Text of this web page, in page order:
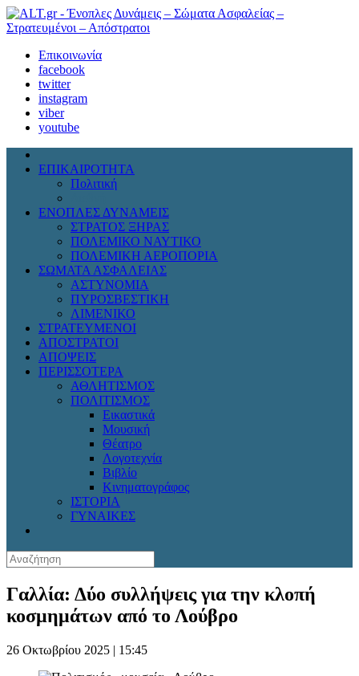
Επικοινωνία
facebook
twitter
instagram
viber
youtube
ΕΠΙΚΑΙΡΟΤΗΤΑ
Πολιτική
ΕΝΟΠΛΕΣ ΔΥΝΑΜΕΙΣ
ΣΤΡΑΤΟΣ ΞΗΡΑΣ
ΠΟΛΕΜΙΚΟ ΝΑΥΤΙΚΟ
ΠΟΛΕΜΙΚΗ ΑΕΡΟΠΟΡΙΑ
ΣΩΜΑΤΑ ΑΣΦΑΛΕΙΑΣ
ΑΣΤΥΝΟΜΙΑ
ΠΥΡΟΣΒΕΣΤΙΚΗ
ΛΙΜΕΝΙΚΟ
ΣΤΡΑΤΕΥΜΕΝΟΙ
ΑΠΟΣΤΡΑΤΟΙ
ΑΠΟΨΕΙΣ
ΠΕΡΙΣΣΟΤΕΡΑ
ΑΘΛΗΤΙΣΜΟΣ
ΠΟΛΙΤΙΣΜΟΣ
Εικαστικά
Μουσική
Θέατρο
Λογοτεχνία
Βιβλίο
Κινηματογράφος
ΙΣΤΟΡΙΑ
ΓΥΝΑΙΚΕΣ
Γαλλία: Δύο συλλήψεις για την κλοπή
κοσμημάτων από το Λούβρο
26 Οκτωβρίου 2025 | 15:45